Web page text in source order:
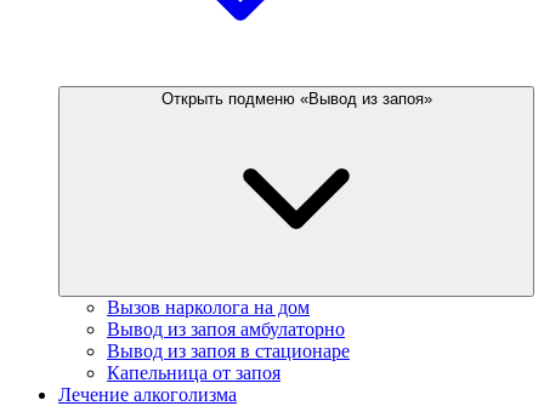
Открыть подменю «Вывод из запоя»
Вызов нарколога на дом
Вывод из запоя амбулаторно
Вывод из запоя в стационаре
Капельница от запоя
Лечение алкоголизма